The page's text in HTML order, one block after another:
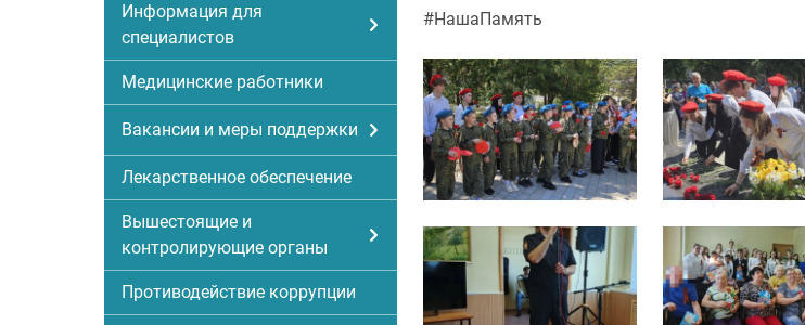
Информация для
специалистов
Медицинские работники
Вакансии и меры поддержки
Лекарственное обеспечение
Вышестоящие и
контролирующие органы
Противодействие коррупции
#НашаПамять